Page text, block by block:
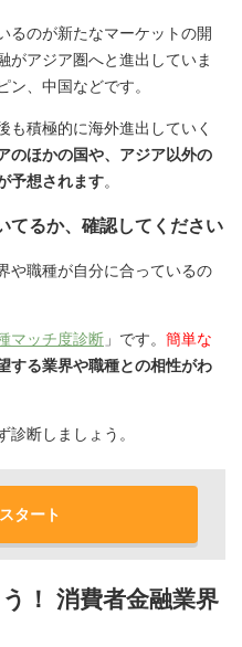
るのが新たなマーケットの開
がアジア圏へと進出していま
、中国などです。
も積極的に海外進出していく
のほかの国や、アジア以外の
予想されます。
てるか、確認してください
や職種が自分に合っているの
マッチ度診断 」です。 簡単な
する業界や職種との相性がわ
診断しましょう。
タート
！ 消費者金融業界